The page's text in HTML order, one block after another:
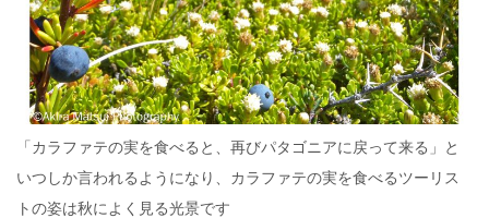
「カラファテの実を食べると、再びパタゴニアに戻って来る」と
いつしか言われるようになり、カラファテの実を食べるツーリス
トの姿は秋によく見る光景です